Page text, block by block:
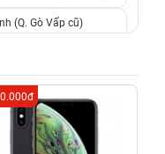
(Q. Gò Vấp cũ)
(Quận Tân Phú cũ)
Minh (Q.9 TP. Thủ
(Bình Thọ, TP. Thủ